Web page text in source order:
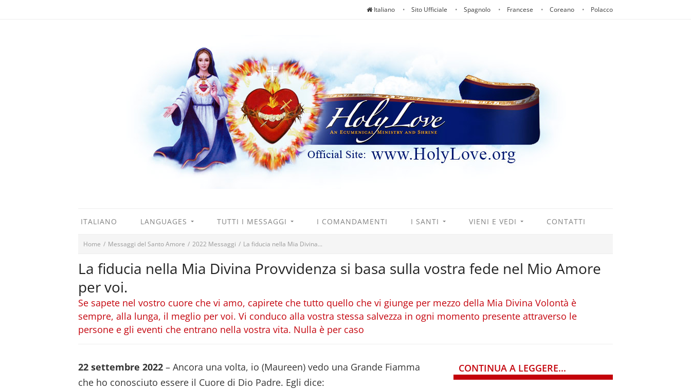
Italiano Sito Ufficiale Spagnolo Francese Coreano Polacco
ITALIANO LANGUAGES TUTTI I MESSAGGI I COMANDAMENTI I SANTI VIENI E VEDI CONTATTI
Home / Messaggi del Santo Amore / 2022 Messaggi / La fiducia nella Mia Divina...
La fiducia nella Mia Divina Provvidenza si basa sulla vostra fede nel Mio Amore
per voi.
Se sapete nel vostro cuore che vi amo, capirete che tutto quello che vi giunge per mezzo della Mia Divina Volontà è
sempre, alla lunga, il meglio per voi. Vi conduco alla vostra stessa salvezza in ogni momento presente attraverso le
persone e gli eventi che entrano nella vostra vita. Nulla è per caso
22 settembre 2022 – Ancora una volta, io (Maureen) vedo una Grande Fiamma
che ho conosciuto essere il Cuore di Dio Padre. Egli dice:
CONTINUA A LEGGERE...